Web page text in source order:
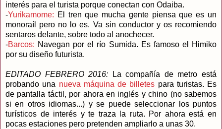
interés para el turista porque conectan con Odaiba.
-Yurikamome: El tren que mucha gente piensa que es un
monoraíl pero no lo es. Va sin conductor y os recomiendo
sentaros delante, sobre todo al anochecer.
-Barcos: Navegan por el río Sumida. Es famoso el Himiko
por su diseño futurista.
EDITADO FEBRERO 2016: La compañía de metro está
probando una nueva máquina de billetes para turistas. Es
de pantalla táctil, por ahora en inglés y chino (no sabemos
si en otros idiomas...) y se puede seleccionar los puntos
turísticos de interés y te traza la ruta. Por ahora está en
pocas estaciones pero pretenden ampliarlo a unas 30.